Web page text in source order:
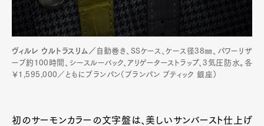
ヴィルレ ウルトラスリム／ 自動巻き、SSケース、ケース径38㎜、パワーリザ
ーブ約100時間、シースルーバック、アリゲーターストラップ、3気圧防水。各
￥1,595,000／ともにブランパン（ブランパン ブティック 銀座）
初のサーモンカラーの文字盤は、美しいサンバースト仕上げ